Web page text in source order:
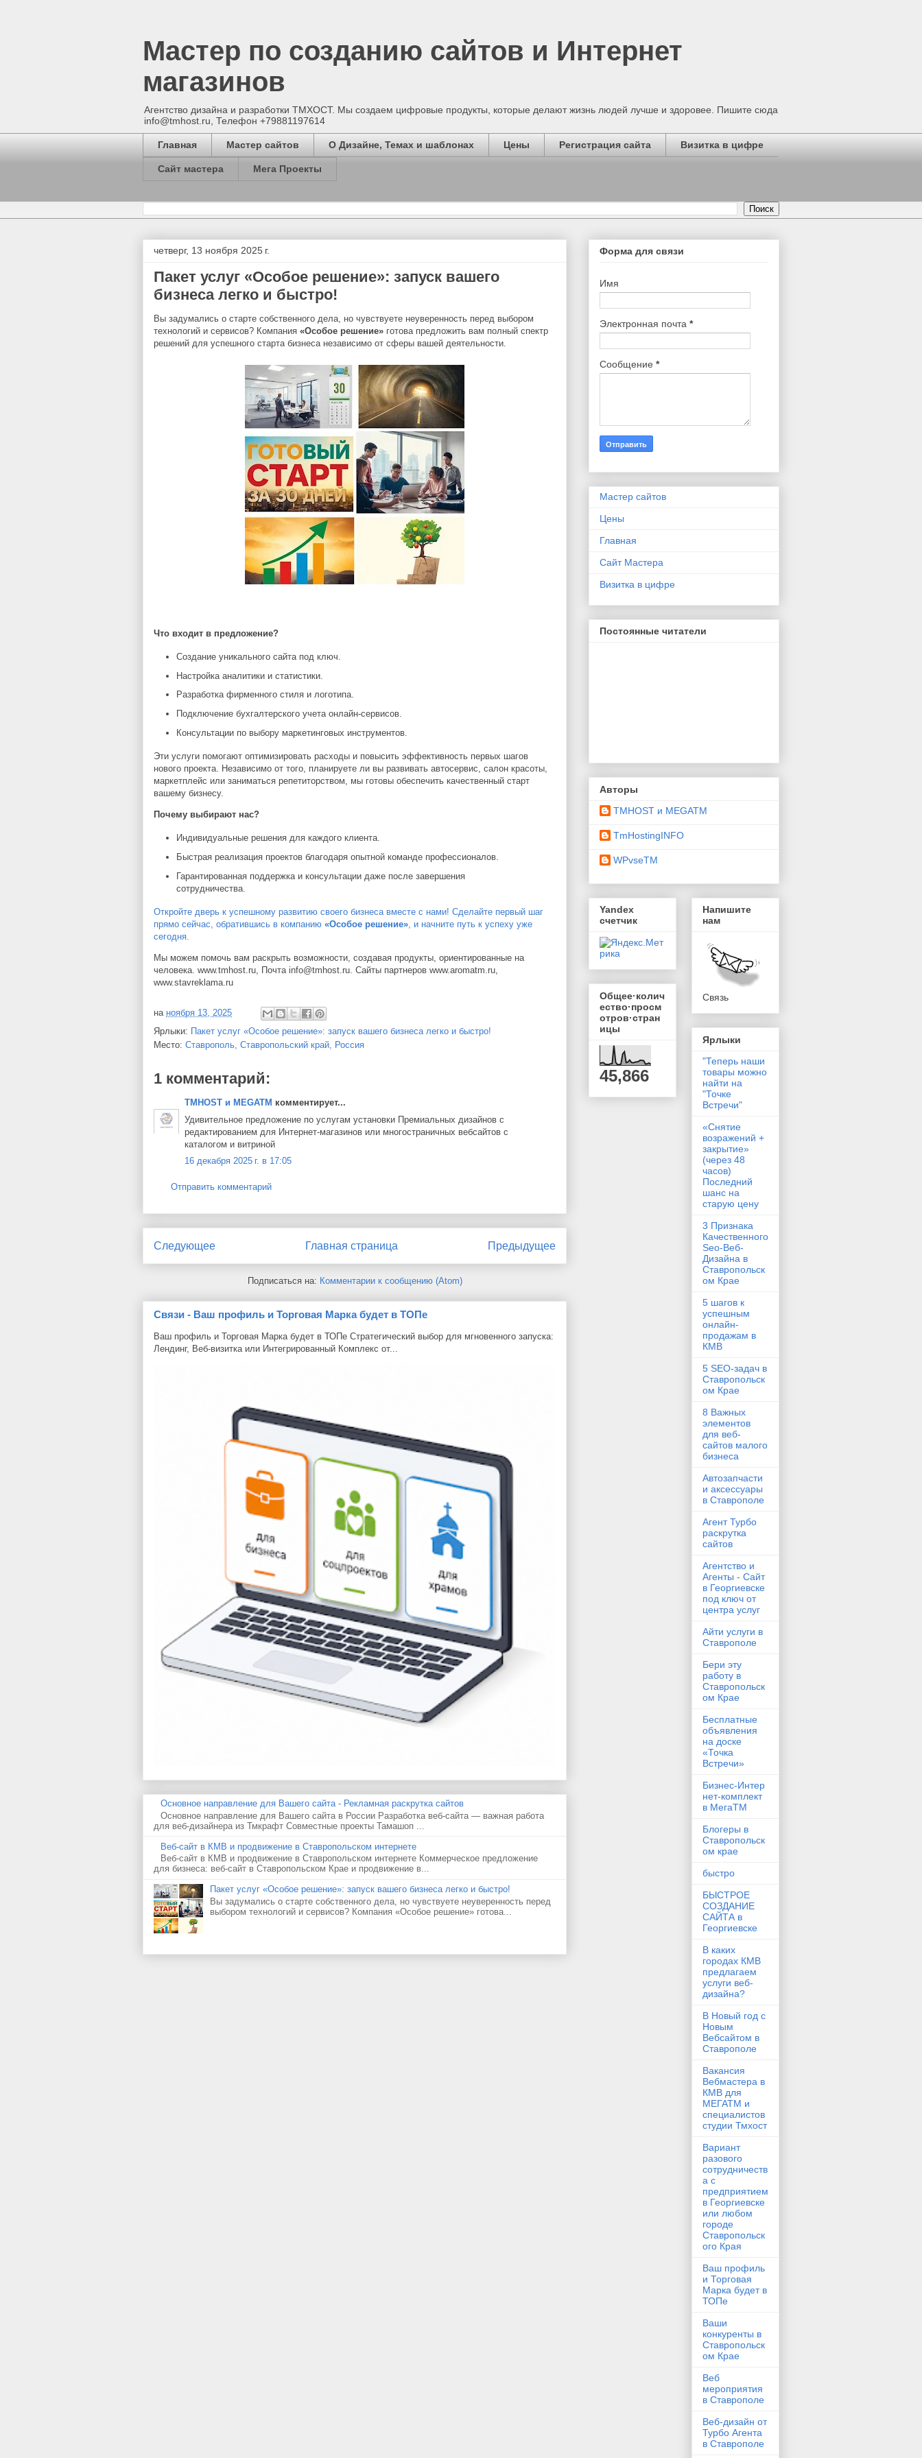
Мастер по созданию сайтов и Интернет
магазинов
Агентство дизайна и разработки ТМХОСТ. Мы создаем цифровые продукты, которые делают жизнь людей лучше и здоровее. Пишите сюда
info@tmhost.ru, Телефон +79881197614
Главная Мастер сайтов О Дизайне, Темах и шаблонах Цены Регистрация сайта Визитка в цифре
Сайт мастера Мега Проекты
четверг, 13 ноября 2025 г.
Пакет услуг «Особое решение»: запуск вашего
бизнеса легко и быстро!
Вы задумались о старте собственного дела, но чувствуете неуверенность перед выбором
технологий и сервисов? Компания «Особое решение» готова предложить вам полный спектр
решений для успешного старта бизнеса независимо от сферы вашей деятельности.
Что входит в предложение?
Создание уникального сайта под ключ.
Настройка аналитики и статистики.
Разработка фирменного стиля и логотипа.
Подключение бухгалтерского учета онлайн-сервисов.
Консультации по выбору маркетинговых инструментов.
Эти услуги помогают оптимизировать расходы и повысить эффективность первых шагов
нового проекта. Независимо от того, планируете ли вы развивать автосервис, салон красоты,
маркетплейс или заниматься репетиторством, мы готовы обеспечить качественный старт
вашему бизнесу.
Почему выбирают нас?
Индивидуальные решения для каждого клиента.
Быстрая реализация проектов благодаря опытной команде профессионалов.
Гарантированная поддержка и консультации даже после завершения
сотрудничества.
Откройте дверь к успешному развитию своего бизнеса вместе с нами! Сделайте первый шаг
прямо сейчас, обратившись в компанию «Особое решение», и начните путь к успеху уже
сегодня.
Мы можем помочь вам раскрыть возможности, создавая продукты, ориентированные на
человека. www.tmhost.ru, Почта info@tmhost.ru. Сайты партнеров www.aromatm.ru,
www.stavreklama.ru
на ноября 13, 2025
Ярлыки: Пакет услуг «Особое решение»: запуск вашего бизнеса легко и быстро!
Место: Ставрополь, Ставропольский край, Россия
1 комментарий:
TMHOST и MEGATM комментирует...
Удивительное предложение по услугам установки Премиальных дизайнов с
редактированием для Интернет-магазинов или многостраничных вебсайтов с
каталогом и витриной
16 декабря 2025 г. в 17:05
Отправить комментарий
Следующее Предыдущее
Главная страница
Подписаться на: Комментарии к сообщению (Atom)
Связи - Ваш профиль и Торговая Марка будет в ТОПе
Ваш профиль и Торговая Марка будет в ТОПе Стратегический выбор для мгновенного запуска:
Лендинг, Веб-визитка или Интегрированный Комплекс от...
Основное направление для Вашего сайта - Рекламная раскрутка сайтов
Основное направление для Вашего сайта в России Разработка веб-сайта — важная работа
для веб-дизайнера из Тмкрафт Совместные проекты Тамашоп ...
Веб-сайт в КМВ и продвижение в Ставропольском интернете
Веб-сайт в КМВ и продвижение в Ставропольском интернете Коммерческое предложение
для бизнеса: веб-сайт в Ставропольском Крае и продвижение в...
Пакет услуг «Особое решение»: запуск вашего бизнеса легко и быстро!
Вы задумались о старте собственного дела, но чувствуете неуверенность перед
выбором технологий и сервисов? Компания «Особое решение» готова...
Форма для связи
Имя
Электронная почта *
Сообщение *
Мастер сайтов
Цены
Главная
Сайт Мастера
Визитка в цифре
Постоянные читатели
Авторы
TMHOST и MEGATM
TmHostingINFO
WPvseTM
Yandex
счетчик
Общее·колич
ество·просм
отров·стран
ицы
45,866
Напишите
нам
Связь
Ярлыки
"Теперь наши
товары можно
найти на
"Точке
Встречи"
«Снятие
возражений +
закрытие»
(через 48
часов)
Последний
шанс на
старую цену
3 Признака
Качественного
Seo-Веб-
Дизайна в
Ставропольск
ом Крае
5 шагов к
успешным
онлайн-
продажам в
КМВ
5 SEO-задач в
Ставропольск
ом Крае
8 Важных
элементов
для веб-
сайтов малого
бизнеса
Автозапчасти
и аксессуары
в Ставрополе
Агент Турбо
раскрутка
сайтов
Агентство и
Агенты - Сайт
в Георгиевске
под ключ от
центра услуг
Айти услуги в
Ставрополе
Бери эту
работу в
Ставропольск
ом Крае
Бесплатные
объявления
на доске
«Точка
Встречи»
Бизнес‑Интер
нет‑комплект
в МегаТМ
Блогеры в
Ставропольск
ом крае
быстро
БЫСТРОЕ
СОЗДАНИЕ
САЙТА в
Георгиевске
В каких
городах КМВ
предлагаем
услуги веб-
дизайна?
В Новый год с
Новым
Вебсайтом в
Ставрополе
Вакансия
Вебмастера в
КМВ для
МЕГАТМ и
специалистов
студии Тмхост
Вариант
разового
сотрудничеств
а с
предприятием
в Георгиевске
или любом
городе
Ставропольск
ого Края
Ваш профиль
и Торговая
Марка будет в
ТОПе
Ваши
конкуренты в
Ставропольск
ом Крае
Веб
мероприятия
в Ставрополе
Веб-дизайн от
Турбо Агента
в Ставрополе